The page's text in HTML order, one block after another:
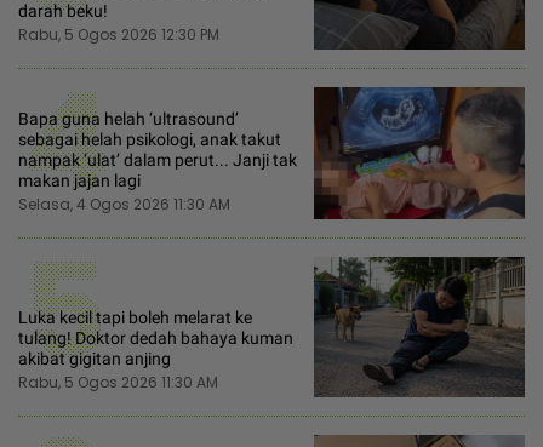
darah beku!
Rabu, 5 Ogos 2026 12:30 PM
4
Bapa guna helah ‘ultrasound’
sebagai helah psikologi, anak takut
nampak ‘ulat’ dalam perut... Janji tak
makan jajan lagi
Selasa, 4 Ogos 2026 11:30 AM
5
Luka kecil tapi boleh melarat ke
tulang! Doktor dedah bahaya kuman
akibat gigitan anjing
Rabu, 5 Ogos 2026 11:30 AM